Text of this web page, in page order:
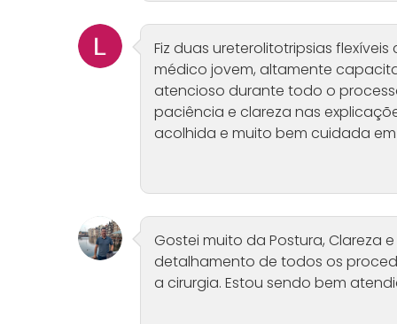
Fiz duas ureterolitotripsias flexíveis
médico jovem, altamente
atencioso durante todo o
paciência e clareza nas
acolhida e muito bem cuidada
Gostei muito da Postura, Clareza
detalhamento de todos os
a cirurgia. Estou sendo bem